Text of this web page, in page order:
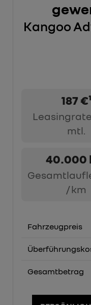
Kangoo
187 €¹
mtl.
40.000
/ km
Fahrzeugpreis
Gesamtbetrag